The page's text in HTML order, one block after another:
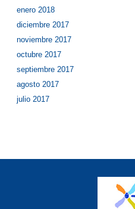
enero 2018
diciembre 2017
noviembre 2017
octubre 2017
septiembre 2017
agosto 2017
julio 2017